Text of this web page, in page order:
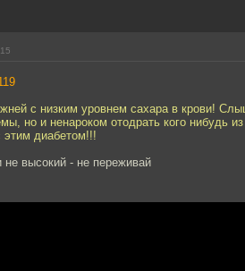
с низким уровнем сахара в крови!
но и ненароком отодрать кого нибудь
этим диабетом!!!
высокий - не переживай